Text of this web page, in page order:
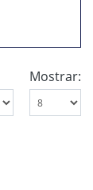
Mostrar: